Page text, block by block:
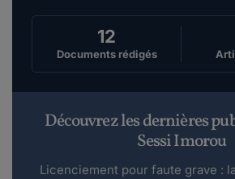
12
Documents rédigés
Découvrez les dernières
Sessi Imorou
Licenciement pour faute grave :